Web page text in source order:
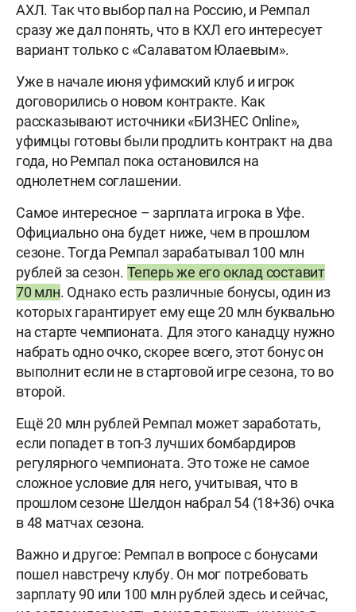
АХЛ. Так что выбор пал на Россию, и Ремпал
сразу же дал понять, что в КХЛ его интересует
вариант только с «Салаватом Юлаевым».
Уже в начале июня уфимский клуб и игрок
договорились о новом контракте. Как
рассказывают источники «БИЗНЕС Online»,
уфимцы готовы были продлить контракт на два
года, но Ремпал пока остановился на
однолетнем соглашении.
Самое интересное –зарплата игрока в Уфе.
Официально она будет ниже, чем в прошлом
сезоне. Тогда Ремпал зарабатывал 100 млн
рублей за сезон. Теперь же его оклад составит
70 млн. Однако есть различные бонусы, один из
которых гарантирует ему еще 20 млн буквально
на старте чемпионата. Для этого канадцу нужно
набрать одно очко, скорее всего, этот бонус он
выполнит если не в стартовой игре сезона, то во
второй.
Ещё 20 млн рублей Ремпал может заработать,
если попадет в топ-3 лучших бомбардиров
регулярного чемпионата. Это тоже не самое
сложное условие для него, учитывая, что в
прошлом сезоне Шелдон набрал 54 (18+36) очка
в 48 матчах сезона.
Важно и другое: Ремпал в вопросе с бонусами
пошел навстречу клубу. Он мог потребовать
зарплату 90 или 100 млн рублей здесь и сейчас,